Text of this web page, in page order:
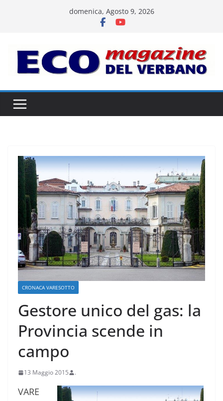
domenica, Agosto 9, 2026
CRONACA VARESOTTO
Gestore unico del gas: la
Provincia scende in
campo
13 Maggio 2015 .
VARE